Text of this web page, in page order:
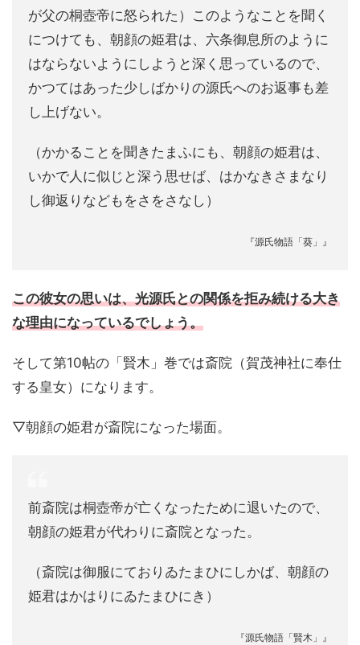
が父の桐壺帝に怒られた）このようなことを聞く
につけても、朝顔の姫君は、六条御息所のように
はならないようにしようと深く思っているので、
かつてはあった少しばかりの源氏へのお返事も差
し上げない。
（かかることを聞きたまふにも、朝顔の姫君は、
いかで人に似じと深う思せば、はかなきさまなり
し御返りなどもをさをさなし）
『源氏物語「葵」』
この彼女の思いは、光源氏との関係を拒み続ける大き
な理由になっているでしょう。
そして第10帖の「賢木」巻では斎院（賀茂神社に奉仕
する皇女）になります。
▽朝顔の姫君が斎院になった場面。
前斎院は桐壺帝が亡くなったために退いたので、
朝顔の姫君が代わりに斎院となった。
（斎院は御服にておりゐたまひにしかば、朝顔の
姫君はかはりにゐたまひにき）
『源氏物語「賢木」』